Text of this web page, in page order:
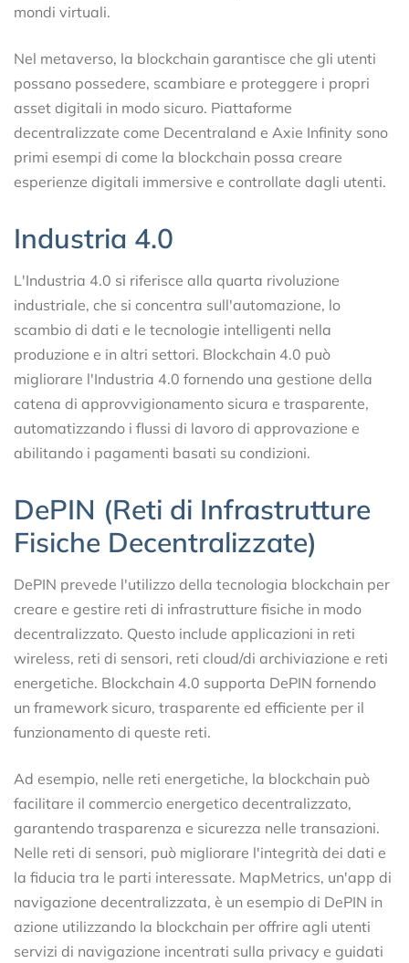
mondi virtuali.
Nel metaverso, la blockchain garantisce che gli utenti
possano possedere, scambiare e proteggere i propri
asset digitali in modo sicuro. Piattaforme
decentralizzate come Decentraland e Axie Infinity sono
primi esempi di come la blockchain possa creare
esperienze digitali immersive e controllate dagli utenti.
Industria 4.0
L'Industria 4.0 si riferisce alla quarta rivoluzione
industriale, che si concentra sull'automazione, lo
scambio di dati e le tecnologie intelligenti nella
produzione e in altri settori. Blockchain 4.0 può
migliorare l'Industria 4.0 fornendo una gestione della
catena di approvvigionamento sicura e trasparente,
automatizzando i flussi di lavoro di approvazione e
abilitando i pagamenti basati su condizioni.
DePIN (Reti di Infrastrutture
Fisiche Decentralizzate)
DePIN prevede l'utilizzo della tecnologia blockchain per
creare e gestire reti di infrastrutture fisiche in modo
decentralizzato. Questo include applicazioni in reti
wireless, reti di sensori, reti cloud/di archiviazione e reti
energetiche. Blockchain 4.0 supporta DePIN fornendo
un framework sicuro, trasparente ed efficiente per il
funzionamento di queste reti.
Ad esempio, nelle reti energetiche, la blockchain può
facilitare il commercio energetico decentralizzato,
garantendo trasparenza e sicurezza nelle transazioni.
Nelle reti di sensori, può migliorare l'integrità dei dati e
la fiducia tra le parti interessate. MapMetrics, un'app di
navigazione decentralizzata, è un esempio di DePIN in
azione utilizzando la blockchain per offrire agli utenti
servizi di navigazione incentrati sulla privacy e guidati